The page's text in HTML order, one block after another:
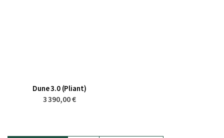
Dune 3.0 (Pliant)
3 390,00 €